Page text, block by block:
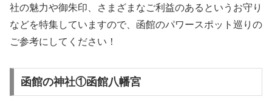
社の魅力や御朱印、さまざまなご利益のあるというお守り
などを特集していますので、函館のパワースポット巡りの
ご参考にしてください！
函館の神社①函館八幡宮